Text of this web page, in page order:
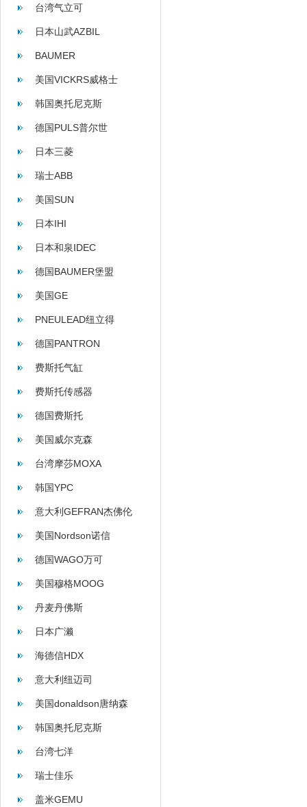
台湾气立可
日本山武AZBIL
BAUMER
美国VICKRS威格士
韩国奥托尼克斯
AUTONICS
德国PULS普尔世
日本三菱
瑞士ABB
美国SUN
日本IHI
日本和泉IDEC
德国BAUMER堡盟
美国GE
PNEULEAD纽立得
德国PANTRON
费斯托气缸
费斯托传感器
德国费斯托
美国威尔克森
WILKERSON
台湾摩莎MOXA
韩国YPC
意大利GEFRAN杰佛伦
美国Nordson诺信
德国WAGO万可
美国穆格MOOG
丹麦丹佛斯
日本广濑
海德信HDX
意大利纽迈司
美国donaldson唐纳森
韩国奥托尼克斯
台湾七洋
瑞士佳乐
盖米GEMU